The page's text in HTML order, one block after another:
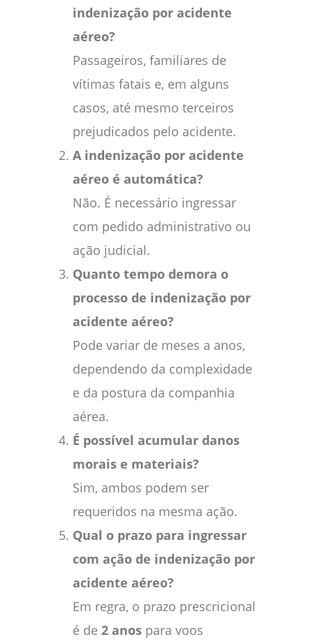
indenização por acidente
aéreo?
Passageiros, familiares de
vítimas fatais e, em alguns
casos, até mesmo terceiros
prejudicados pelo acidente.
A indenização por acidente
aéreo é automática?
Não. É necessário ingressar
com pedido administrativo ou
ação judicial.
Quanto tempo demora o
processo de indenização por
acidente aéreo?
Pode variar de meses a anos,
dependendo da complexidade
e da postura da companhia
aérea.
É possível acumular danos
morais e materiais?
Sim, ambos podem ser
requeridos na mesma ação.
Qual o prazo para ingressar
com ação de indenização por
acidente aéreo?
Em regra, o prazo prescricional
é de 2 anos para voos